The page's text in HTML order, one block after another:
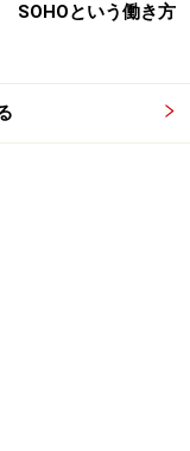
SOHOという働き方